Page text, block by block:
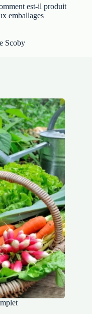
est-il produit
emballages
Scoby